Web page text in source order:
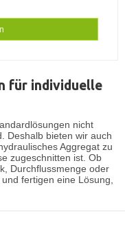
für individuelle
nicht
Deshalb bieten wir auch
Aggregat zu
zugeschnitten ist. Ob
Durchflussmenge oder
fertigen eine Lösung,